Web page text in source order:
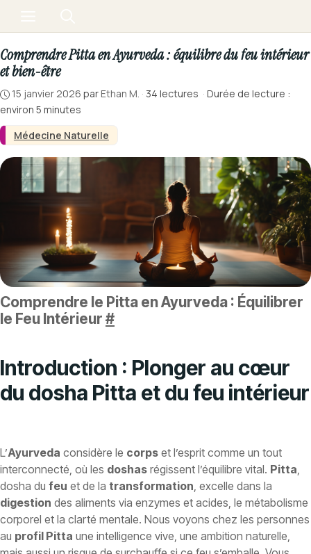
Médecine Naturelle
Comprendre Pitta en Ayurveda : équilibre du feu intérieur
et bien-être
15 janvier 2026 par Ethan M. · 34 lectures · Durée de lecture :
environ 5 minutes
Comprendre le Pitta en Ayurveda : Équilibrer
le Feu Intérieur #
Introduction : Plonger au cœur
du dosha Pitta et du feu intérieur
L’Ayurveda considère le corps et l’esprit comme un tout
interconnecté, où les doshas régissent l’équilibre vital. Pitta
dosha du feu et de la transformation , excelle dans la
digestion des aliments via enzymes et acides, le métabolisme
corporel et la clarté mentale. Nous voyons chez les personnes
au profil Pitta une intelligence vive, une ambition naturelle,